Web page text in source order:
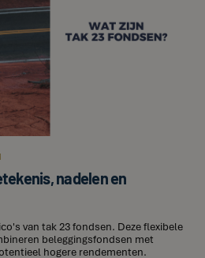
nadelen en
van tak 23 fondsen. Deze flexibele
beleggingsfondsen met
hogere rendementen.